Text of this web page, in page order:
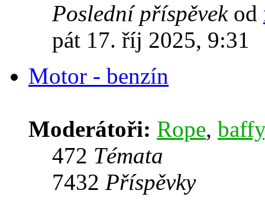
Poslední příspěvekod
pát 17. říj 2025, 9:31
Motor - benzín
Moderátoři: Rope, baffy
472 Témata
7432 Příspěvky